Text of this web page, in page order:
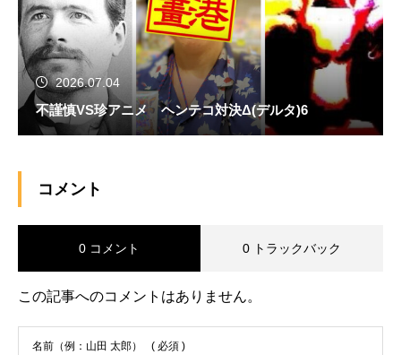
2026.07.04
不謹慎VS珍アニメ ヘンテコ対決Δ(デルタ)6
コメント
0 コメント 0 トラックバック
この記事へのコメントはありません。
名前（例：山田 太郎） ( 必須 )